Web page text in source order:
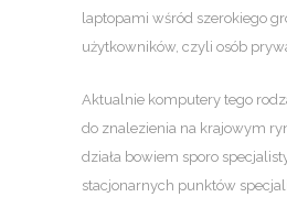
laptopami wśród szerokiego
użytkowników, czyli osób
Aktualnie komputery tego
do znalezienia na krajowym
działa bowiem sporo
stacjonarnych punktów